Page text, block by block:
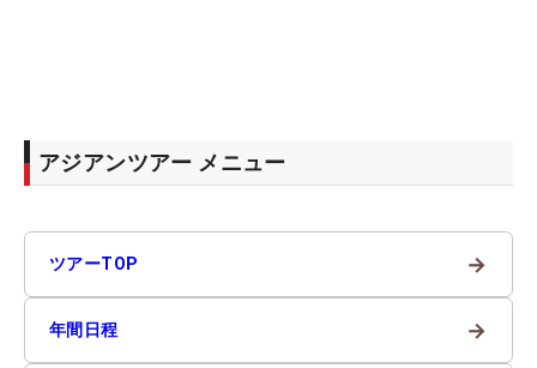
アジアンツアー メニュー
ツアーTOP →
年間日程 →